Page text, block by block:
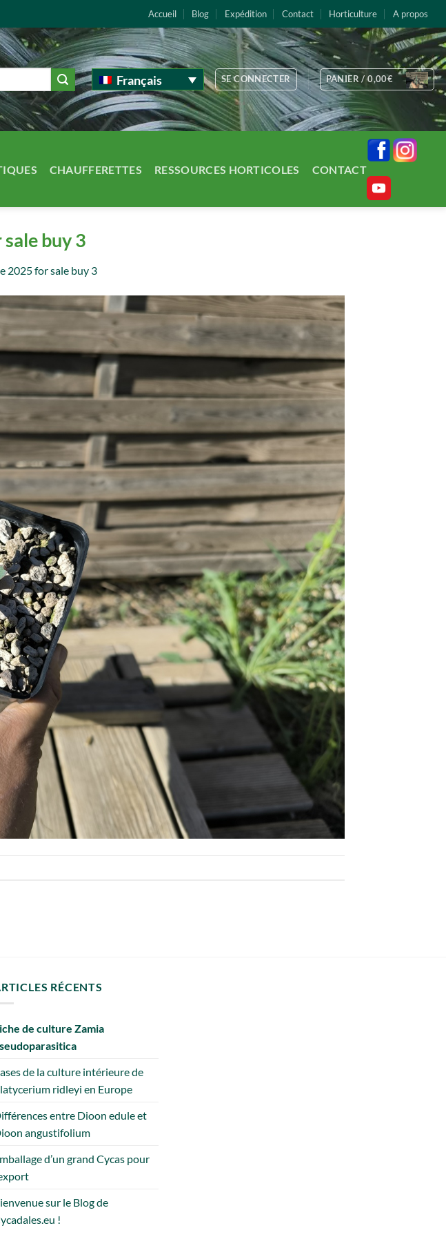
Accueil Blog Expédition Contact Horticulture A propos
Français SE CONNECTER PANIER /0,00€
CHAUFFERETTES RESSOURCES HORTICOLES CONTACT
buy 3
2025 for sale buy 3
RÉCENTS
de culture Zamia
de la culture intérieure de
ridleyi en Europe
entre Dioon edule et
angustifolium
d’un grand Cycas pour
sur le Blog de
!